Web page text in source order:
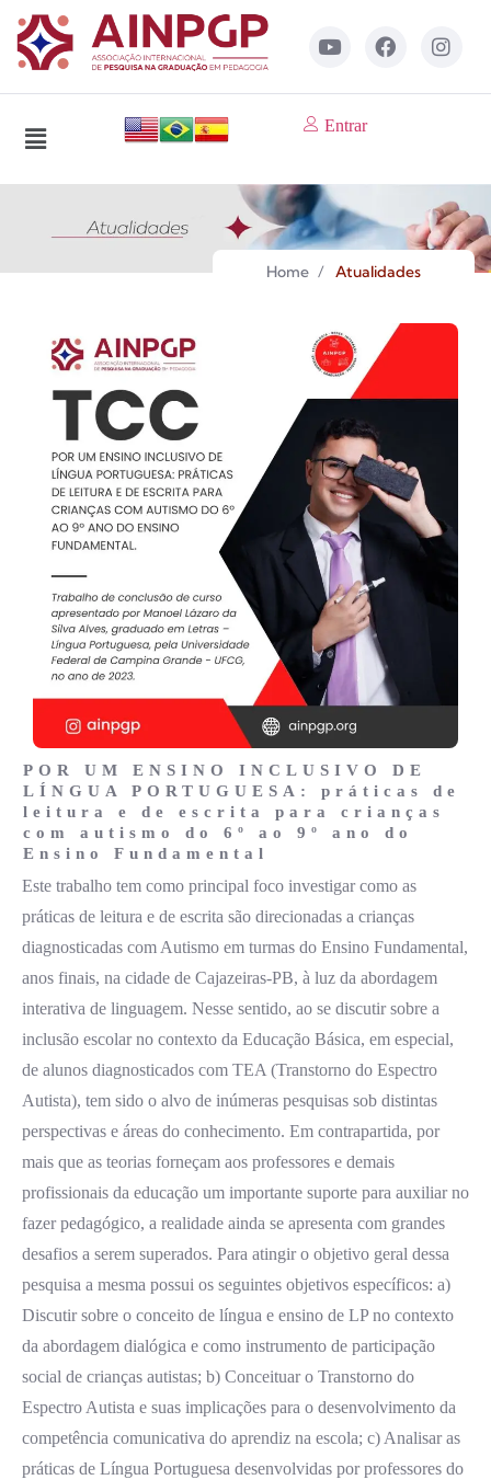
Entrar
Home / Atualidades
POR UM ENSINO INCLUSIVO DE
LÍNGUA PORTUGUESA: práticas de
leitura e de escrita para crianças
com autismo do 6º ao 9º ano do
Ensino Fundamental
Este trabalho tem como principal foco investigar como as
práticas de leitura e de escrita são direcionadas a crianças
diagnosticadas com Autismo em turmas do Ensino Fundamental,
anos finais, na cidade de Cajazeiras-PB, à luz da abordagem
interativa de linguagem. Nesse sentido, ao se discutir sobre a
inclusão escolar no contexto da Educação Básica, em especial,
de alunos diagnosticados com TEA (Transtorno do Espectro
Autista), tem sido o alvo de inúmeras pesquisas sob distintas
perspectivas e áreas do conhecimento. Em contrapartida, por
mais que as teorias forneçam aos professores e demais
profissionais da educação um importante suporte para auxiliar no
fazer pedagógico, a realidade ainda se apresenta com grandes
desafios a serem superados. Para atingir o objetivo geral dessa
pesquisa a mesma possui os seguintes objetivos específicos: a)
Discutir sobre o conceito de língua e ensino de LP no contexto
da abordagem dialógica e como instrumento de participação
social de crianças autistas; b) Conceituar o Transtorno do
Espectro Autista e suas implicações para o desenvolvimento da
competência comunicativa do aprendiz na escola; c) Analisar as
práticas de Língua Portuguesa desenvolvidas por professores do